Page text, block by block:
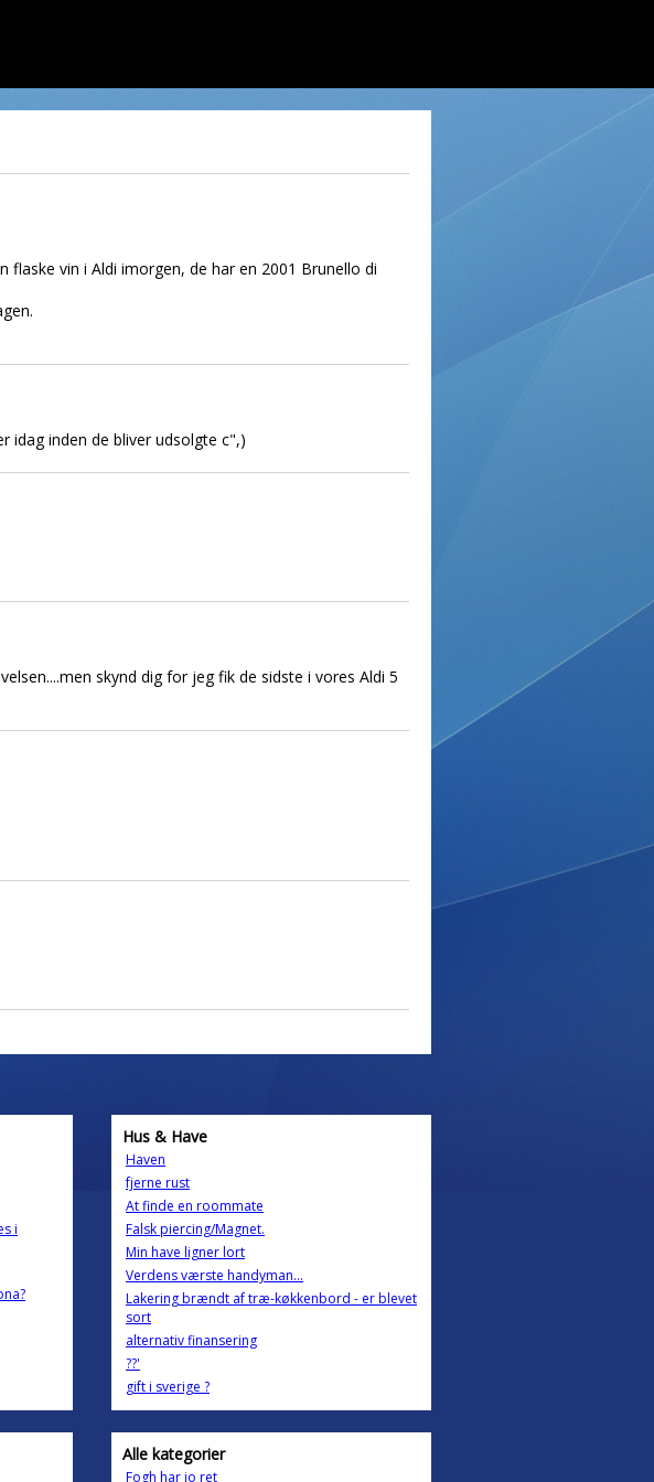
vin i Aldi imorgen, de har en 2001 Brunello di
idag inden de bliver udsolgte c",)
skynd dig for jeg fik de sidste i vores Aldi 5
i
Hus & Have
Haven
fjerne rust
At finde en roommate
Falsk piercing/Magnet.
Min have ligner lort
Verdens værste handyman...
Lakering brændt af træ-køkkenbord - er blevet
sort
alternativ finansering
??'
gift i sverige ?
Alle kategorier
Fogh har jo ret